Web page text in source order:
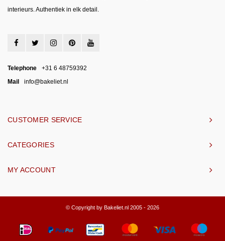
interieurs. Authentiek in elk detail.
Telephone
+31 6 48759392
Mail
info@bakeliet.nl
CUSTOMER SERVICE
CATEGORIES
MY ACCOUNT
© Copyright by Bakeliet.nl 2005 - 2026